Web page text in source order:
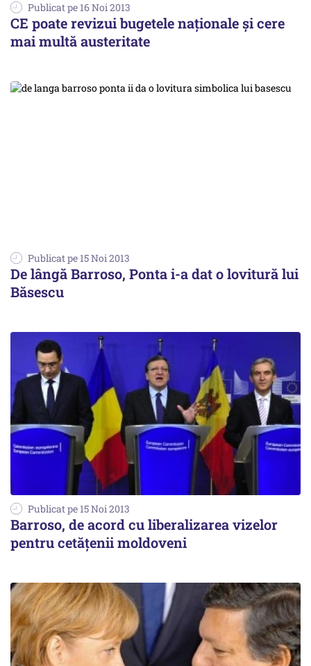
Publicat pe 16 Noi 2013
CE poate revizui bugetele naționale și cere
mai multă austeritate
Publicat pe 15 Noi 2013
De lângă Barroso, Ponta i-a dat o lovitură lui
Băsescu
Publicat pe 15 Noi 2013
Barroso, de acord cu liberalizarea vizelor
pentru cetățenii moldoveni